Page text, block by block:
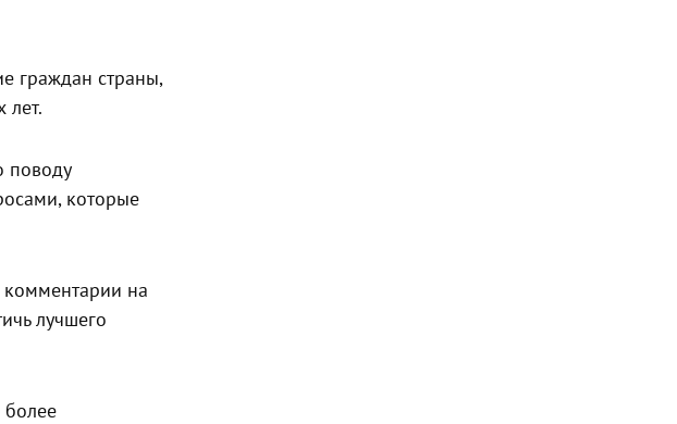
граждан страны,
лет.
поводу
которые
комментарии на
лучшего
более